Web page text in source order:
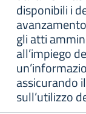
disponibili i
gli atti
all’impiego
assicurando
sull’utilizzo